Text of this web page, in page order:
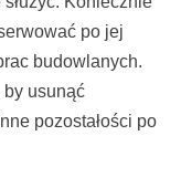
po jej
budowlanych.
by usunąć
pozostałości po